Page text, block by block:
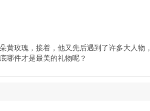
玫瑰，接着，他又先后遇到了许多大人物，
哪件才是最美的礼物呢？